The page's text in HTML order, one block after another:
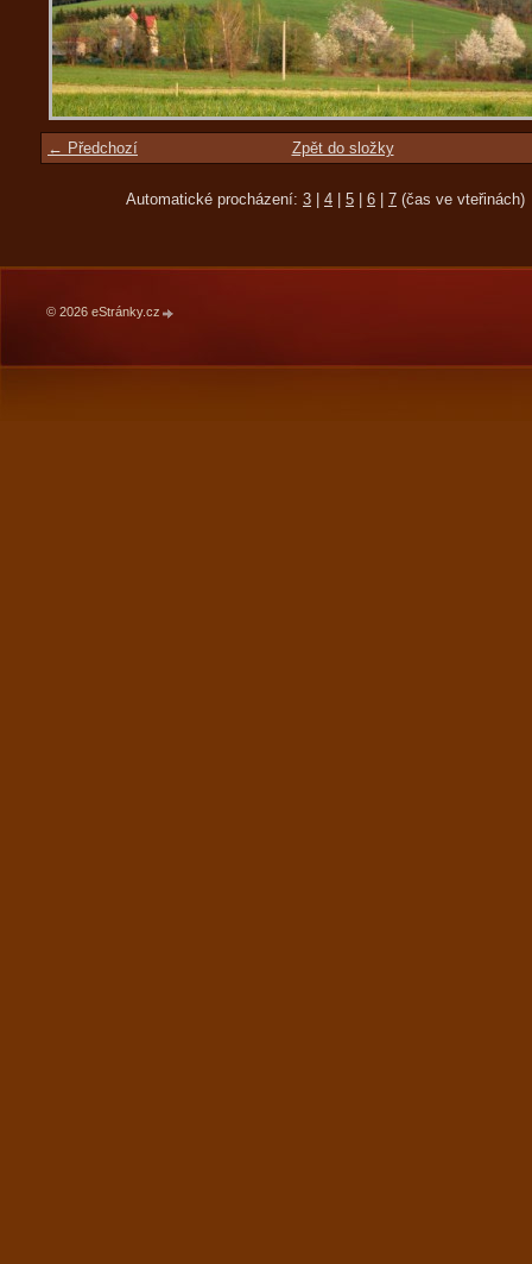
← Předchozí Zpět do složky
Automatické procházení: 3 4 5 6 7 (čas ve vteřinách)
© 2026 eStránky.cz